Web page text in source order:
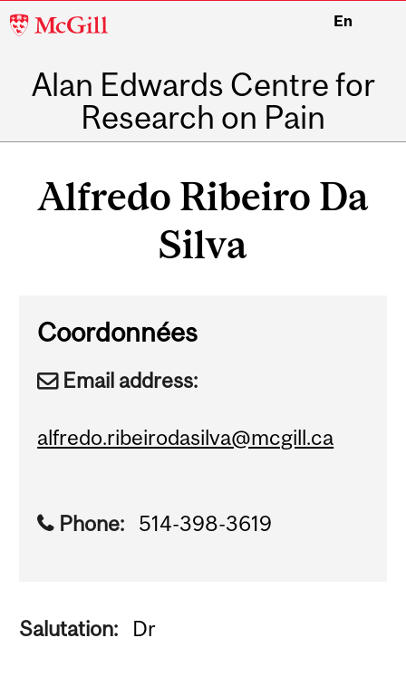
McGill
En
Alan Edwards Centre for
Research on Pain
navigation
Alfredo Ribeiro Da
Silva
Coordonnées
Email address:
alfredo.ribeirodasilva@mcgill.ca
Phone: 514-398-3619
Salutation: Dr